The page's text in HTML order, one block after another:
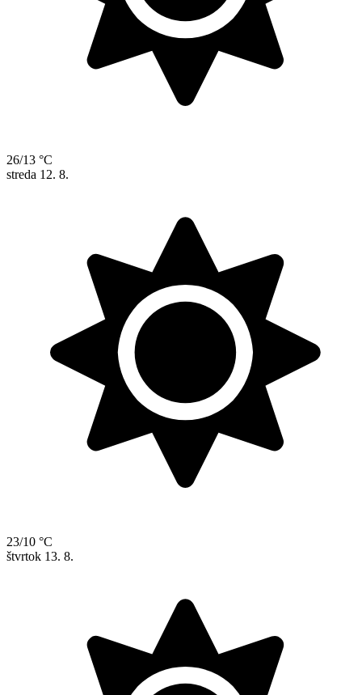
26/13 °C
streda 12. 8.
23/10 °C
štvrtok 13. 8.